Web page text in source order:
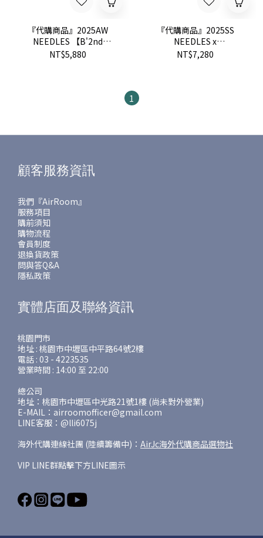
『代購商品』2025AW
NEEDLES 【B'2nd
EXCLUSIVE】TRACK PANT
NT$5,880
『代購商品』2025SS
NEEDLES x
Sasquatchfabrix. Track
NT$7,280
1
顧客服務資訊
我們『AirRoom』
服務項目
購前須知
購物流程
會員制度
退換貨政策
問與答Q&A
隱私政策
實體店面及聯絡資訊
桃園門市
地址 : 桃園市中壢區中平路64號2樓
電話 : 03 - 4223535
營業時間 : 14:00 至 22:00
總公司
地址：桃園市中壢區中光路21號1樓 (尚未對外營業)
E-MAIL：airroomofficer@gmail.com
LINE客服：@lli6075j
海外代購連線社團 (陸續籌備中)： AirJc海外代購商品選物社
VIP LINE群點擊下方LINE圖示